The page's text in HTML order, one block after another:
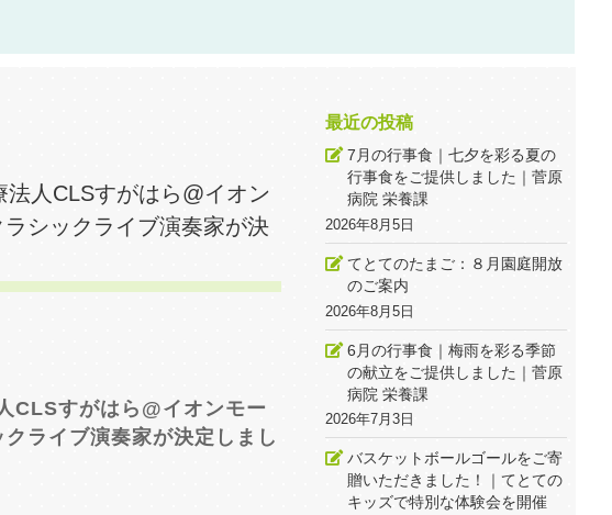
人CLSすがはら@イオン
シックライブ演奏家が決
CLSすがはら@イオンモー
ライブ演奏家が決定しまし
最近の投稿
7月の行事食｜七夕を彩る夏の
行事食をご提供しました｜菅原
病院 栄養課
2026年8月5日
てとてのたまご：８月園庭開放
のご案内
2026年8月5日
6月の行事食｜梅雨を彩る季節
の献立をご提供しました｜菅原
病院 栄養課
2026年7月3日
バスケットボールゴールをご寄
贈いただきました！｜てとての
キッズで特別な体験会を開催